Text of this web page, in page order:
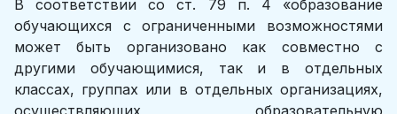
В соответствии со ст. 79 п. 4 «образование
обучающихся с ограниченными возможностями
может быть организовано как совместно с
другими обучаю­щимися, так и в отдельных
классах, группах или в отдельных организациях,
осуществляющих образовательную